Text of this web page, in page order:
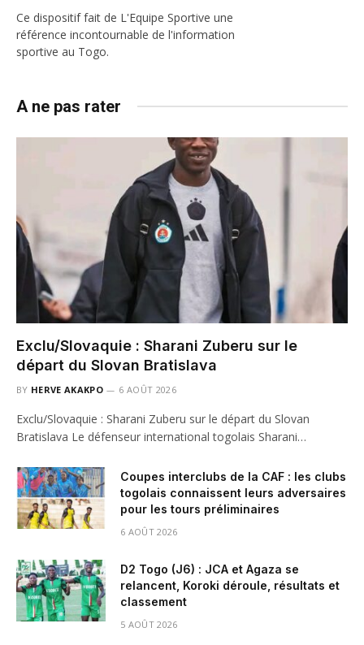
Ce dispositif fait de L'Equipe Sportive une
référence incontournable de l'information
sportive au Togo.
A ne pas rater
Exclu/Slovaquie : Sharani Zuberu sur le
départ du Slovan Bratislava
BY HERVE AKAKPO 6 AOÛT 2026
Exclu/Slovaquie : Sharani Zuberu sur le départ du Slovan
Bratislava Le défenseur international togolais Sharani…
Coupes interclubs de la CAF : les clubs
togolais connaissent leurs adversaires
pour les tours préliminaires
6 AOÛT 2026
D2 Togo (J6) : JCA et Agaza se
relancent, Koroki déroule, résultats et
classement
5 AOÛT 2026